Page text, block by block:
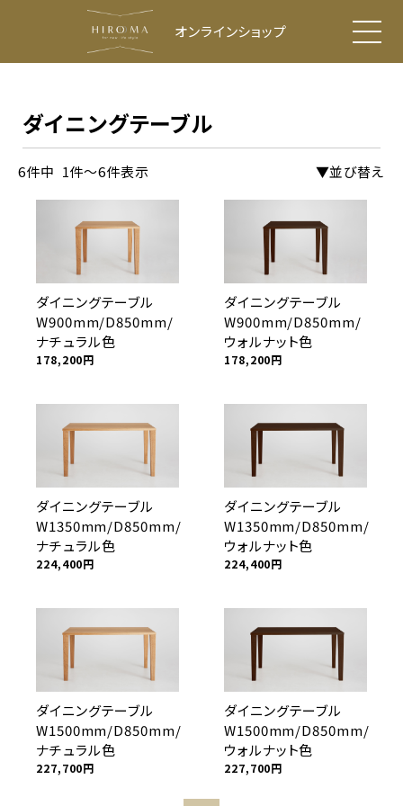
オンラインショップ
ダイニングテーブル
6件中 1件～6件表示 ▼並び替え
ダイニングテーブル
W900mm/D850mm/
ナチュラル色
178,200円
ダイニングテーブル
W900mm/D850mm/
ウォルナット色
178,200円
ダイニングテーブル
W1350mm/D850mm/
ナチュラル色
224,400円
ダイニングテーブル
W1350mm/D850mm/
ウォルナット色
224,400円
ダイニングテーブル
W1500mm/D850mm/
ナチュラル色
227,700円
ダイニングテーブル
W1500mm/D850mm/
ウォルナット色
227,700円